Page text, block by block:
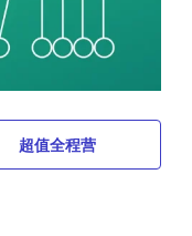
超值全程营